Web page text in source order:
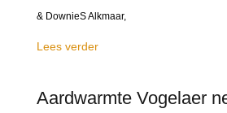
& DownieS Alkmaar,
Lees verder
Aardwarmte Vogelaer